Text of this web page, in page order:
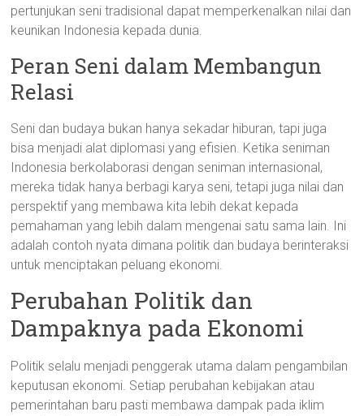
pertunjukan seni tradisional dapat memperkenalkan nilai dan
keunikan Indonesia kepada dunia.
Peran Seni dalam Membangun
Relasi
Seni dan budaya bukan hanya sekadar hiburan, tapi juga
bisa menjadi alat diplomasi yang efisien. Ketika seniman
Indonesia berkolaborasi dengan seniman internasional,
mereka tidak hanya berbagi karya seni, tetapi juga nilai dan
perspektif yang membawa kita lebih dekat kepada
pemahaman yang lebih dalam mengenai satu sama lain. Ini
adalah contoh nyata dimana politik dan budaya berinteraksi
untuk menciptakan peluang ekonomi.
Perubahan Politik dan
Dampaknya pada Ekonomi
Politik selalu menjadi penggerak utama dalam pengambilan
keputusan ekonomi. Setiap perubahan kebijakan atau
pemerintahan baru pasti membawa dampak pada iklim